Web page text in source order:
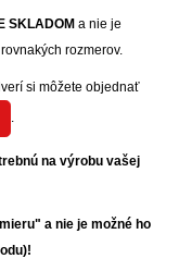
SKLADOM a nie je
rozmerov.
si môžete objednať
.
na výrobu vašej
a nie je možné ho